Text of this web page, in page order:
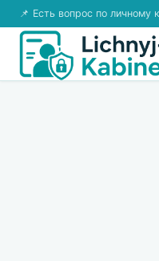
📌 Есть вопрос по личному